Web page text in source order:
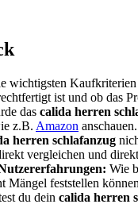
ist und ob das
das calida herren
z.B. Amazon
herren schlafanzug
vergleichen und
Wie
feststellen
du dein calida herren